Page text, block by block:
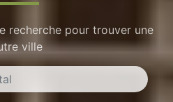
recherche pour trouver une
ville